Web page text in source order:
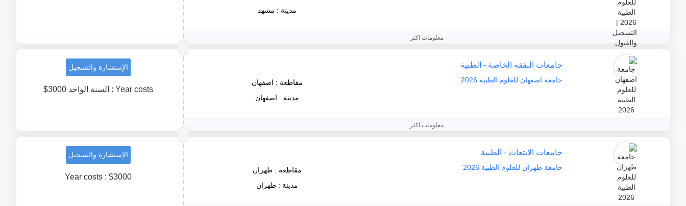
مدينة : مشهد
معلومات اكثر
جامعات النفقه الخاصة - الطبية
جامعة اصفهان للعلوم الطبية 2026
مقاطعة : اصفهان
مدينة : اصفهان
معلومات اكثر
الإستشارة والتسجيل
Year costs : السنة الواحد 3000$
جامعات الابتعاث - الطبية
جامعة طهران للعلوم الطبية 2026
مقاطعة : طهران
مدينة : طهران
الإستشارة والتسجيل
Year costs : $3000